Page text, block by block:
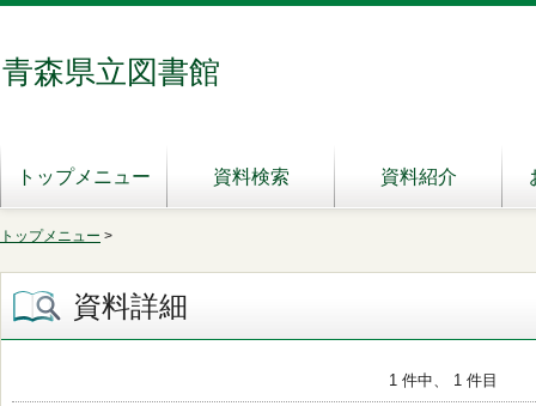
青森県立図書館
トップメニュー 資料検索 資料紹介
トップメニュー >
資料詳細
1 件中、 1 件目